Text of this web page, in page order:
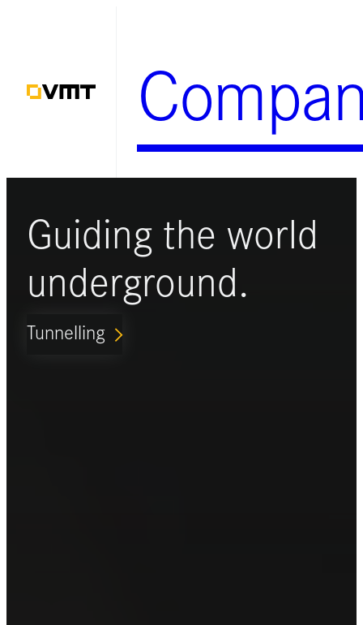
springen
Guiding the world
underground.
Tunnelling ARROW_FORWARD_IOS